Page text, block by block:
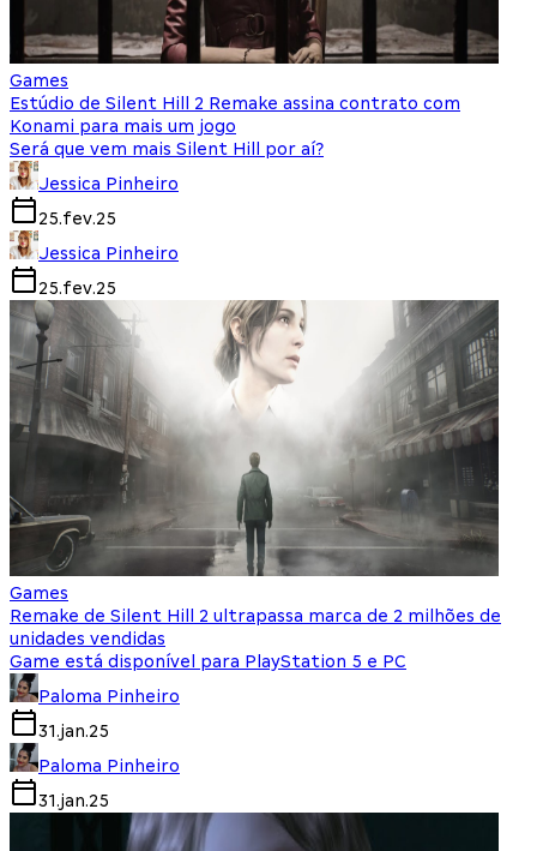
Games
Estúdio de Silent Hill 2 Remake assina contrato com
Konami para mais um jogo
Será que vem mais Silent Hill por aí?
Jessica Pinheiro
25.fev.25
Jessica Pinheiro
25.fev.25
Games
Remake de Silent Hill 2 ultrapassa marca de 2 milhões de
unidades vendidas
Game está disponível para PlayStation 5 e PC
Paloma Pinheiro
31.jan.25
Paloma Pinheiro
31.jan.25